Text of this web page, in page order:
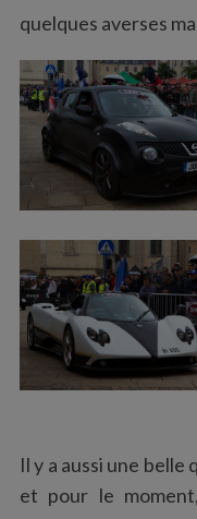
quelques averses
Il y a aussi une
et pour le